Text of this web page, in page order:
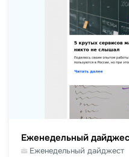
Еженедельный
Еженедельный дайджест